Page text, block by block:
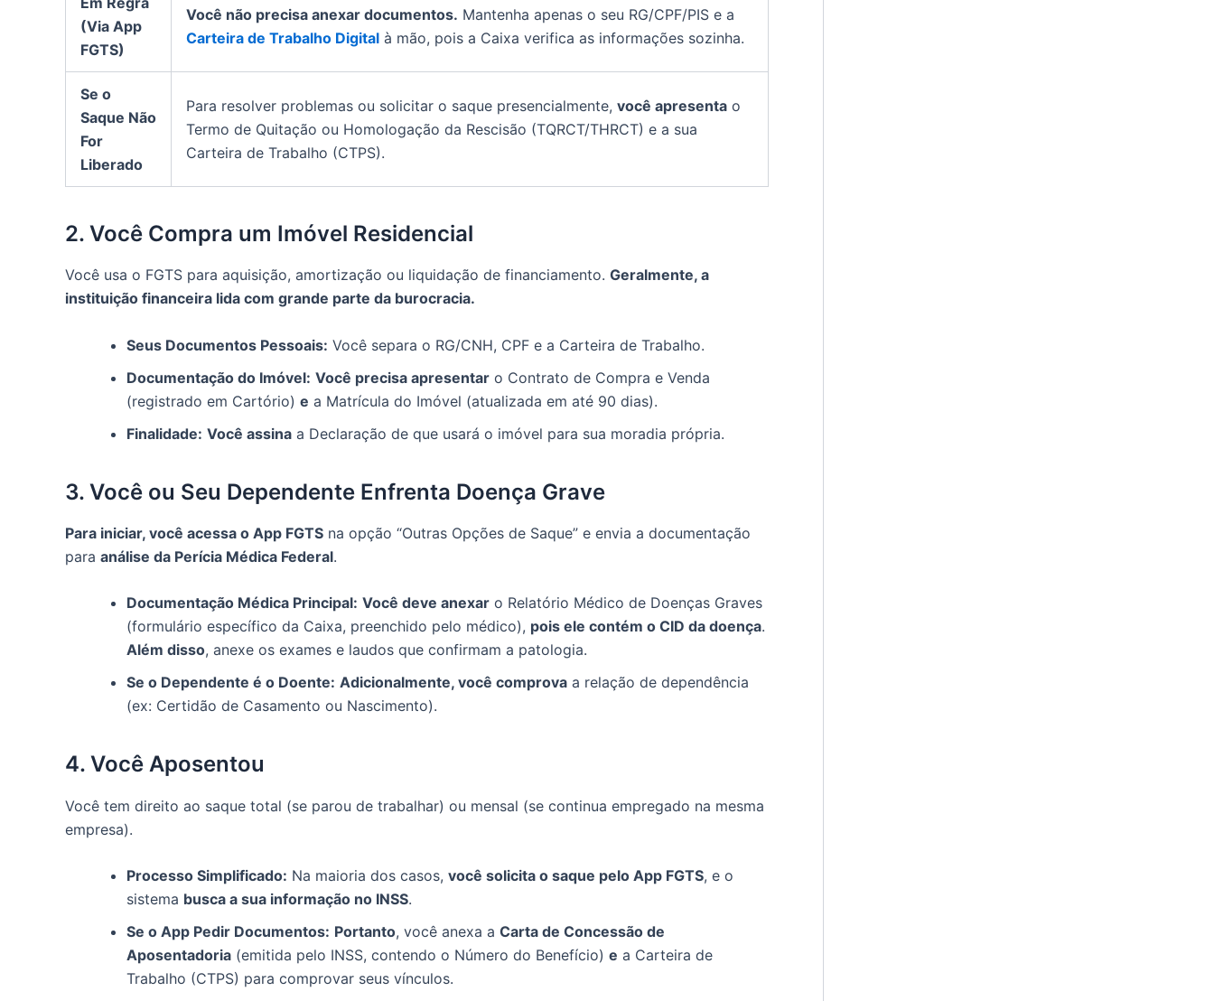
(Via App
FGTS)
Você não precisa anexar documentos. Mantenha apenas o seu RG/CPF/PIS e a
Carteira de Trabalho Digital à mão, pois a Caixa verifica as informações sozinha.
Se o
Saque Não
For
Liberado
Para resolver problemas ou solicitar o saque presencialmente, você apresenta o
Termo de Quitação ou Homologação da Rescisão (TQRCT/THRCT) e a sua
Carteira de Trabalho (CTPS).
2. Você Compra um Imóvel Residencial
Você usa o FGTS para aquisição, amortização ou liquidação de financiamento. Geralmente, a
instituição financeira lida com grande parte da burocracia.
Seus Documentos Pessoais: Você separa o RG/CNH, CPF e a Carteira de Trabalho.
Documentação do Imóvel: Você precisa apresentar o Contrato de Compra e Venda
(registrado em Cartório) e a Matrícula do Imóvel (atualizada em até 90 dias).
Finalidade: Você assina a Declaração de que usará o imóvel para sua moradia própria.
3. Você ou Seu Dependente Enfrenta Doença Grave
Para iniciar, você acessa o App FGTS na opção “Outras Opções de Saque” e envia a documentação
para análise da Perícia Médica Federal.
Documentação Médica Principal: Você deve anexar o Relatório Médico de Doenças Graves
(formulário específico da Caixa, preenchido pelo médico), pois ele contém o CID da doença.
Além disso, anexe os exames e laudos que confirmam a patologia.
Se o Dependente é o Doente: Adicionalmente, você comprova a relação de dependência
(ex: Certidão de Casamento ou Nascimento).
4. Você Aposentou
Você tem direito ao saque total (se parou de trabalhar) ou mensal (se continua empregado na mesma
empresa).
Processo Simplificado: Na maioria dos casos, você solicita o saque pelo App FGTS, e o
sistema busca a sua informação no INSS.
Se o App Pedir Documentos: Portanto, você anexa a Carta de Concessão de
Aposentadoria (emitida pelo INSS, contendo o Número do Benefício) e a Carteira de
Trabalho (CTPS) para comprovar seus vínculos.